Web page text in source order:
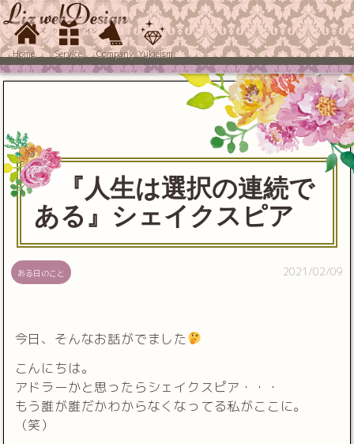
Home Service Company Yukieism
『人生は選択の連続で
ある』シェイクスピア
ある日のこと 2021/02/09
今日、そんなお話がでました
こんにちは。
アドラーかと思ったらシェイクスピア・・・
もう誰が誰だかわからなくなってる私がここに。
（笑）